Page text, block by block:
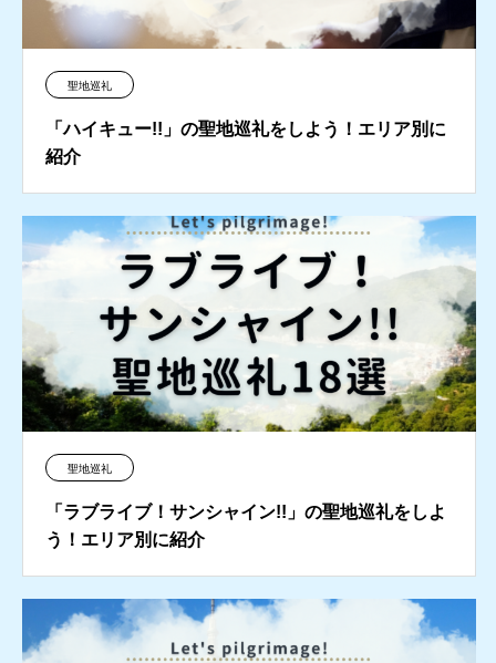
聖地巡礼
「ハイキュー!!」の聖地巡礼をしよう！エリア別に
紹介
聖地巡礼
「ラブライブ！サンシャイン!!」の聖地巡礼をしよ
う！エリア別に紹介